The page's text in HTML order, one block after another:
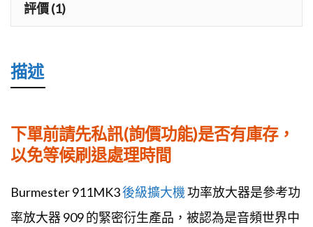
量
評價 (1)
描述
下單前請先私訊(詢價功能)是否有庫存，
以免等候刷退處理時間
Burmester 911MK3後級擴大機功率放大器是參考功
率放大器 909 的緊密衍生產品，被認為是音頻世界中